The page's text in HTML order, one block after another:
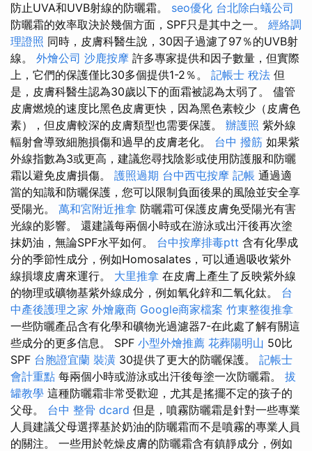
防止UVA和UVB射線的防曬霜。 seo優化 台北除白蟻公司
防曬霜的效率取決於幾個方面，SPF只是其中之一。 經絡調
理證照 同時，皮膚科醫生說，30因子過濾了97％的UVB射
線。 外燴公司 沙鹿按摩 許多專家提供和因子數量，但實際
上，它們的保護僅比30多個提供1-2％。 記帳士 稅法 但
是，皮膚科醫生認為30歲以下的面霜被認為太弱了。 儘管
皮膚燃燒的速度比黑色皮膚更快，因為黑色素較少（皮膚色
素），但皮膚較深的皮膚類型也需要保護。 辦護照 紫外線
輻射會導致細胞損傷和過早的皮膚老化。 台中 撥筋 如果紫
外線指數為3或更高，建議您尋找陰影或使用防護服和防曬
霜以避免皮膚損傷。 護照過期 台中西屯按摩 記帳 通過適
當的知識和防曬保護，您可以限制負面後果的風險並安全享
受陽光。 萬和宮附近推拿 防曬霜可保護皮膚免受陽光有害
光線的影響。 還建議每兩個小時或在游泳或出汗後再次塗
抹奶油，無論SPF水平如何。 台中按摩排毒ptt 含有化學成
分的季節性成分，例如Homosalates，可以通過吸收紫外
線損壞皮膚來運行。 大里推拿 在皮膚上產生了反映紫外線
的物理或礦物基紫外線成分，例如氧化鋅和二氧化鈦。 台
中產後護理之家 外燴廠商 Google商家檔案 竹東整復推拿
一些防曬產品含有化學和礦物光過濾器7-在此處了解有關這
些成分的更多信息。 SPF 小型外燴推薦 花葬陽明山 50比
SPF 台胞證宜蘭 裝潢 30提供了更大的防曬保護。 記帳士
會計重點 每兩個小時或游泳或出汗後每塗一次防曬霜。 拔
罐教學 這種防曬霜非常受歡迎，尤其是搖擺不定的孩子的
父母。 台中 整骨 dcard 但是，噴霧防曬霜是針對一些專業
人員建議父母選擇基於奶油的防曬霜而不是噴霧的專業人員
的關注。 一些用於乾燥皮膚的防曬霜含有鎮靜成分，例如